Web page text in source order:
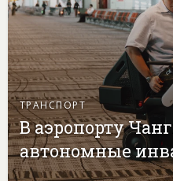
ТРАНСПОРТ
В аэропорту
автономные